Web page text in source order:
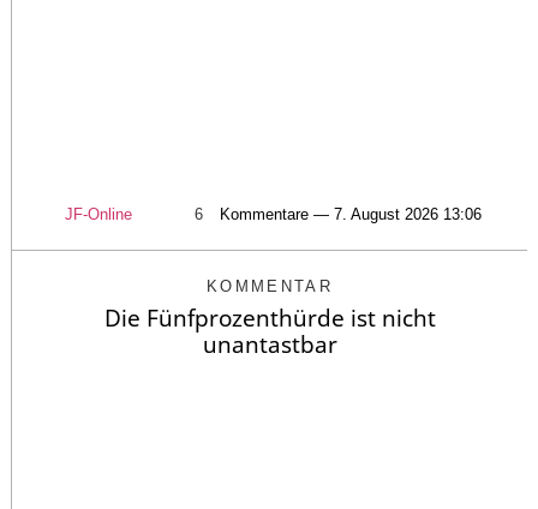
JF-Online 6 Kommentare — 7. August 2026 13:06
KOMMENTAR
Die Fünfprozenthürde ist nicht
unantastbar